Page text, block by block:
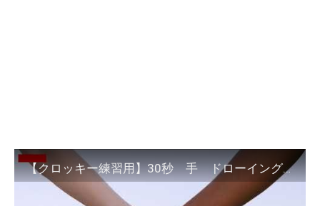
【クロッキー練習用】30秒 手 ドローイング croquis drawing 30 seconds